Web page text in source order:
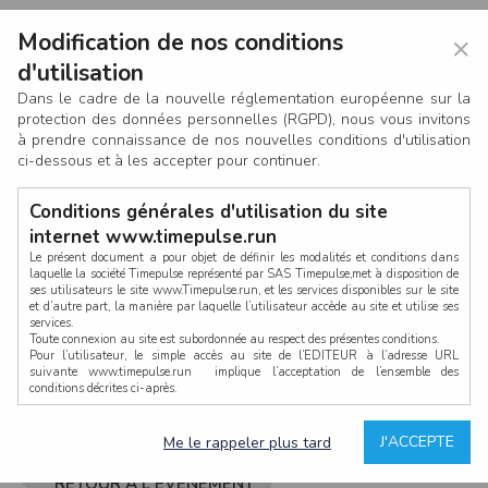
CONNEXION
RETOUR À L'ÉVÈNEMENT
×
Modification de nos conditions
d'utilisation
Dans le cadre de la nouvelle réglementation européenne sur la
protection des données personnelles (RGPD), nous vous invitons
à prendre connaissance de nos nouvelles conditions d'utilisation
ci-dessous et à les accepter pour continuer.
Conditions générales d'utilisation du site
internet www.timepulse.run
Le présent document a pour objet de définir les modalités et conditions dans
laquelle la société Timepulse représenté par SAS Timepulse,met à disposition de
ses utilisateurs le site www.Timepulse.run, et les services disponibles sur le site
et d’autre part, la manière par laquelle l’utilisateur accède au site et utilise ses
services.
Toute connexion au site est subordonnée au respect des présentes conditions.
Pour l’utilisateur, le simple accès au site de l’EDITEUR à l’adresse URL
suivante www.timepulse.run implique l’acceptation de l’ensemble des
conditions décrites ci-après.
La structure générale du site www.timepulse.run, par quelque procédé que ce
soit, sans l'autorisation préalable et par écrit de Fourcherot Mickael et/ou de ses
J'ACCEPTE
Me le rappeler plus tard